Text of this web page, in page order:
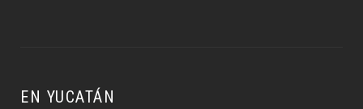
EN YUCATÁN